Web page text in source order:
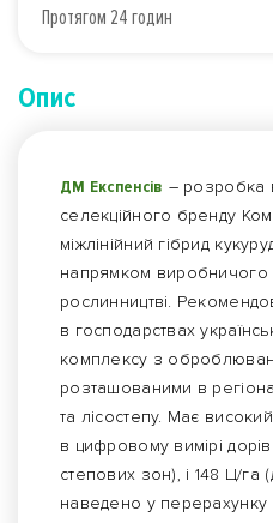
Протягом 24 годин
Опис
ДМ Експенсів – розробка
селекційного бренду
міжлінійний гібрид
напрямком виробничого
рослинництві.
в господарствах
комплексу з
розташованими в
та лісостепу. Має
в цифровому вимірі
степових зон), і 148 Ц/га
наведено у перерахунку